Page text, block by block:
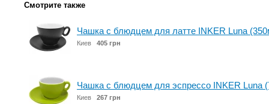
Смотрите также
Чашка с блюдцем для латте INKER Luna
Киев 405 грн
Чашка с блюдцем для эспрессо INKER Luna
Киев 267 грн